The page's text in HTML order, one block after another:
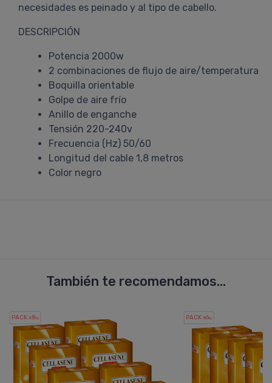
necesidades es peinado y al tipo de cabello.
DESCRIPCIÓN
Potencia 2000w
2 combinaciones de flujo de aire/temperatura
Boquilla orientable
Golpe de aire frío
Anillo de enganche
Tensión 220-240v
Frecuencia (Hz) 50/60
Longitud del cable 1,8 metros
Color negro
También te recomendamos...
PACK x8u. PACK x6u.